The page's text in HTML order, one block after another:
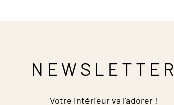
NEWSLETTER
Votre intérieur va l'adorer !